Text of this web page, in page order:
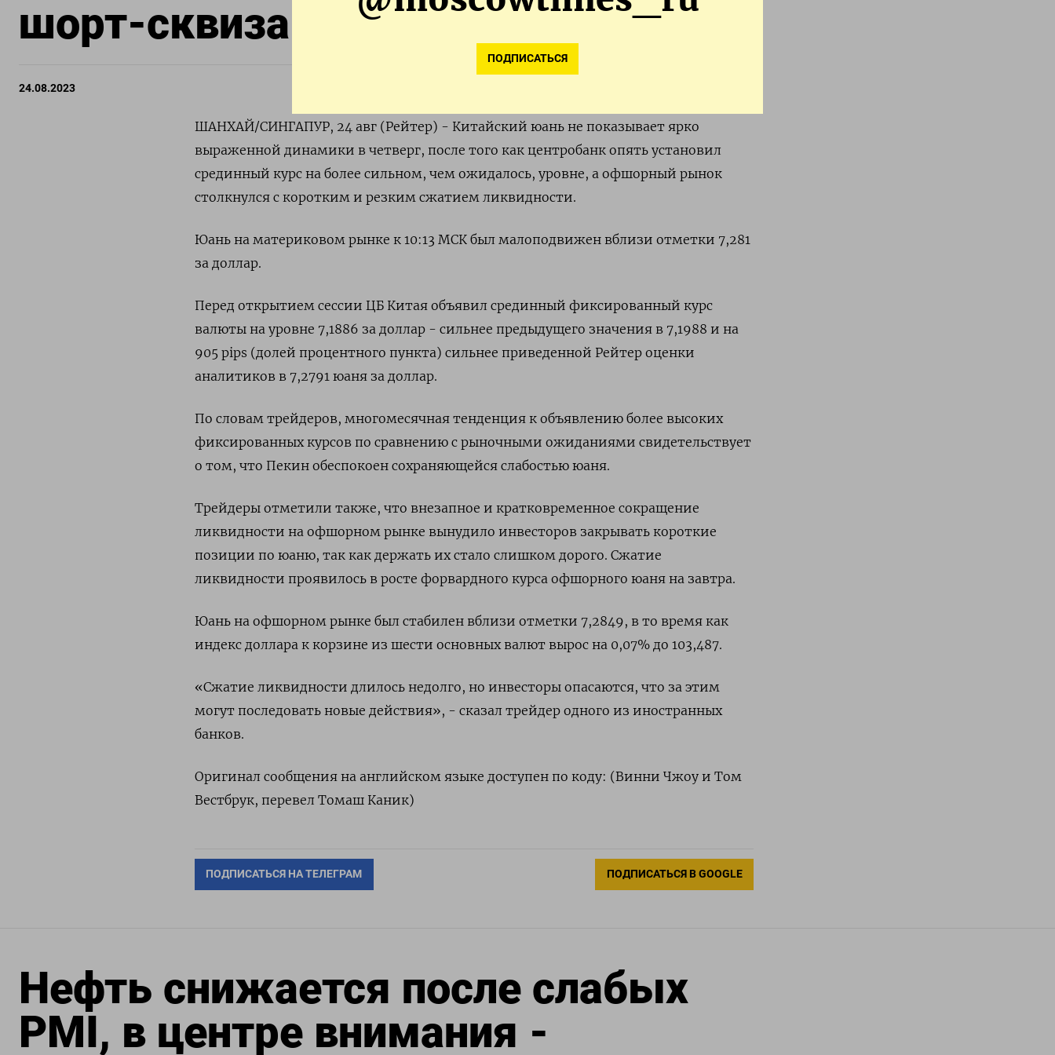
ПОДПИСАТЬСЯ
шорт-сквиза ликвидности
24.08.2023
ШАНХАЙ/СИНГАПУР, 24 авг (Рейтер) - Китайский юань не показывает ярко
выраженной динамики в четверг, после того как центробанк опять установил
срединный курс на более сильном, чем ожидалось, уровне, а офшорный рынок
столкнулся с коротким и резким сжатием ликвидности.
Юань на материковом рынке к 10:13 МСК был малоподвижен вблизи отметки 7,281​
за доллар.
Перед открытием сессии ЦБ Китая объявил срединный фиксированный курс
валюты на уровне 7,1886 за доллар - сильнее предыдущего значения в 7,1988 и на
905 pips (долей процентного пункта) сильнее приведенной Рейтер оценки
аналитиков в 7,2791 юаня за доллар.
По словам трейдеров, многомесячная тенденция к объявлению более высоких
фиксированных курсов по сравнению с рыночными ожиданиями свидетельствует
о том, что Пекин обеспокоен сохраняющейся слабостью юаня.
Трейдеры отметили также, что внезапное и кратковременное сокращение
ликвидности на офшорном рынке вынудило инвесторов закрывать короткие
позиции по юаню, так как держать их стало слишком дорого. Сжатие
ликвидности проявилось в росте форвардного курса офшорного юаня на завтра.
Юань на офшорном рынке был стабилен вблизи отметки 7,2849, в то время как
индекс доллара к корзине из шести основных валют вырос на 0,07% до 103,487​.
«Сжатие ликвидности длилось недолго, но инвесторы опасаются, что за этим
могут последовать новые действия», - сказал трейдер одного из иностранных
банков.
Оригинал сообщения на английском языке доступен по коду: (Винни Чжоу и Том
Вестбрук, перевел Томаш Каник)
ПОДПИСАТЬСЯ НА ТЕЛЕГРАМ ПОДПИСАТЬСЯ В GOOGLE
Нефть снижается после слабых
PMI, в центре внимания -